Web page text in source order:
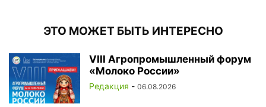
ЭТО МОЖЕТ БЫТЬ ИНТЕРЕСНО
VIII Агропромышленный форум
«Молоко России»
Редакция - 06.08.2026